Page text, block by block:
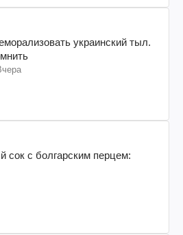
украинский тыл.
сок с болгарским перцем: